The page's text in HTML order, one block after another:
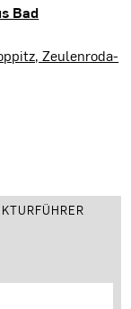
Bad
Zeulenroda-